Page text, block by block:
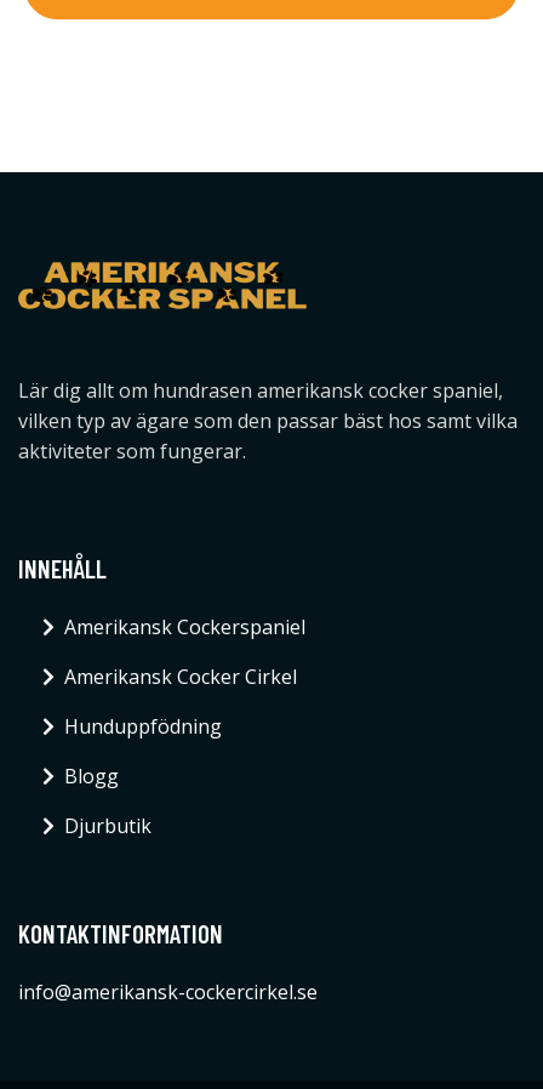
Lär dig allt om hundrasen amerikansk cocker spaniel,
vilken typ av ägare som den passar bäst hos samt vilka
aktiviteter som fungerar.
INNEHÅLL
Amerikansk Cockerspaniel
Amerikansk Cocker Cirkel
Hunduppfödning
Blogg
Djurbutik
KONTAKTINFORMATION
info@amerikansk-cockercirkel.se